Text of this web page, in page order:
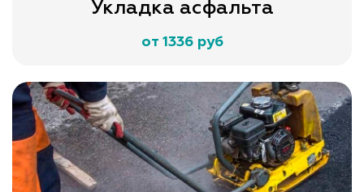
Укладка асфальта
от 1336 руб